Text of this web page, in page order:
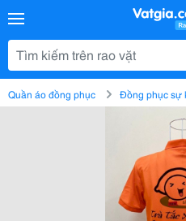
Quần áo đồng phục Đồng phục sự